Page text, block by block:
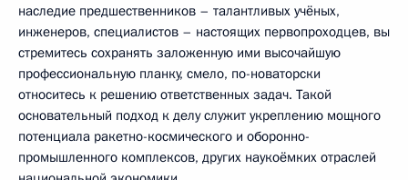
наследие предшественников – талантливых учёных,
инженеров, специалистов – настоящих первопроходцев, вы
стремитесь сохранять заложенную ими высочайшую
профессиональную планку, смело, по-новаторски
относитесь к решению ответственных задач. Такой
основательный подход к делу служит укреплению мощного
потенциала ракетно-космического и оборонно-
промышленного комплексов, других наукоёмких отраслей